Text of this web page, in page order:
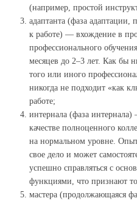
(например, простой
адаптанта (фаза адаптации,
к работе) — вхождение в
профессионального
месяцев до 2–3 лет. Как бы
того или иного
никогда не подходит «как
работе;
интернала (фаза
качестве полноценного
на нормальном уровне.
свое дело и может
успешно справляться с
функциями, что признают
мастера (продолжающаяся